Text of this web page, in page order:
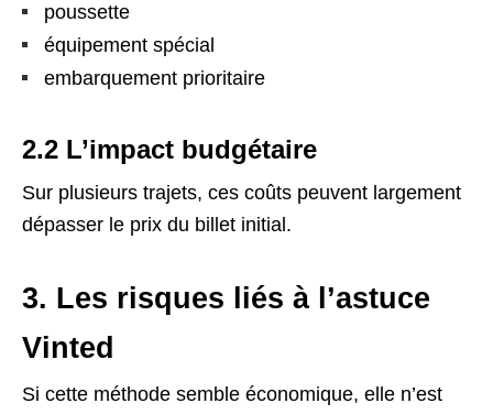
poussette
équipement spécial
embarquement prioritaire
2.2 L’impact budgétaire
Sur plusieurs trajets, ces coûts peuvent largement
dépasser le prix du billet initial.
3. Les risques liés à l’astuce
Vinted
Si cette méthode semble économique, elle n’est